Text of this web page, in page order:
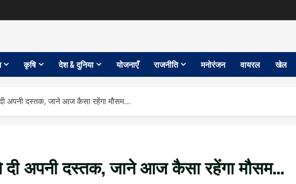
कृषि देश & दुनिया योजनाएँ राजनीति मनोरंजन वायरल खेल
अपनी दस्तक, जाने आज कैसा रहेंगा मौसम…
दी अपनी दस्तक, जाने आज कैसा रहेंगा मौसम…